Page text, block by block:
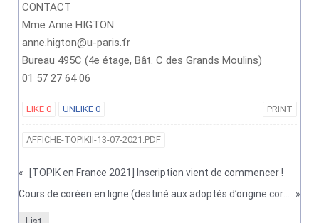
CONTACT
Mme Anne HIGTON
anne.higton@u-paris.fr
Bureau 495C (4e étage, Bât. C des Grands Moulins)
01 57 27 64 06
LIKE 0 UNLIKE 0 PRINT
AFFICHE-TOPIKII-13-07-2021.PDF
«
[TOPIK en France 2021] Inscription vient de commencer !
»